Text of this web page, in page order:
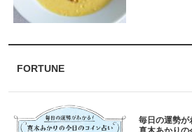
FORTUNE
毎日の運勢が